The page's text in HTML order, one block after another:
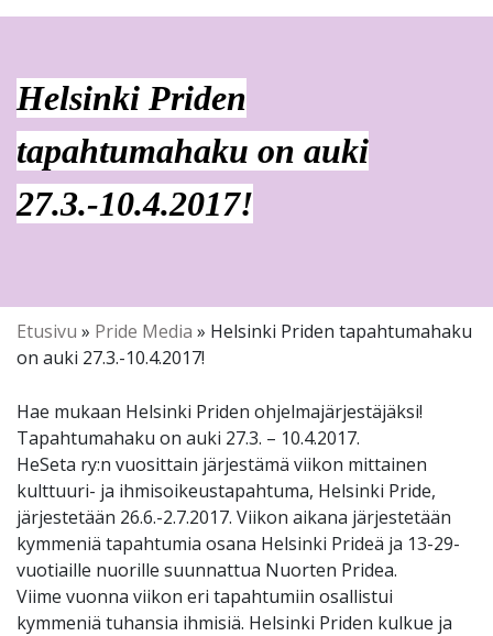
Helsinki Priden
tapahtumahaku on auki
27.3.-10.4.2017!
Etusivu » Pride Media » Helsinki Priden tapahtumahaku
on auki 27.3.-10.4.2017!
Hae mukaan Helsinki Priden ohjelmajärjestäjäksi!
Tapahtumahaku on auki 27.3. – 10.4.2017.
HeSeta ry:n vuosittain järjestämä viikon mittainen
kulttuuri- ja ihmisoikeustapahtuma, Helsinki Pride,
järjestetään 26.6.-2.7.2017. Viikon aikana järjestetään
kymmeniä tapahtumia osana Helsinki Prideä ja 13-29-
vuotiaille nuorille suunnattua Nuorten Pridea.
Viime vuonna viikon eri tapahtumiin osallistui
kymmeniä tuhansia ihmisiä. Helsinki Priden kulkue ja